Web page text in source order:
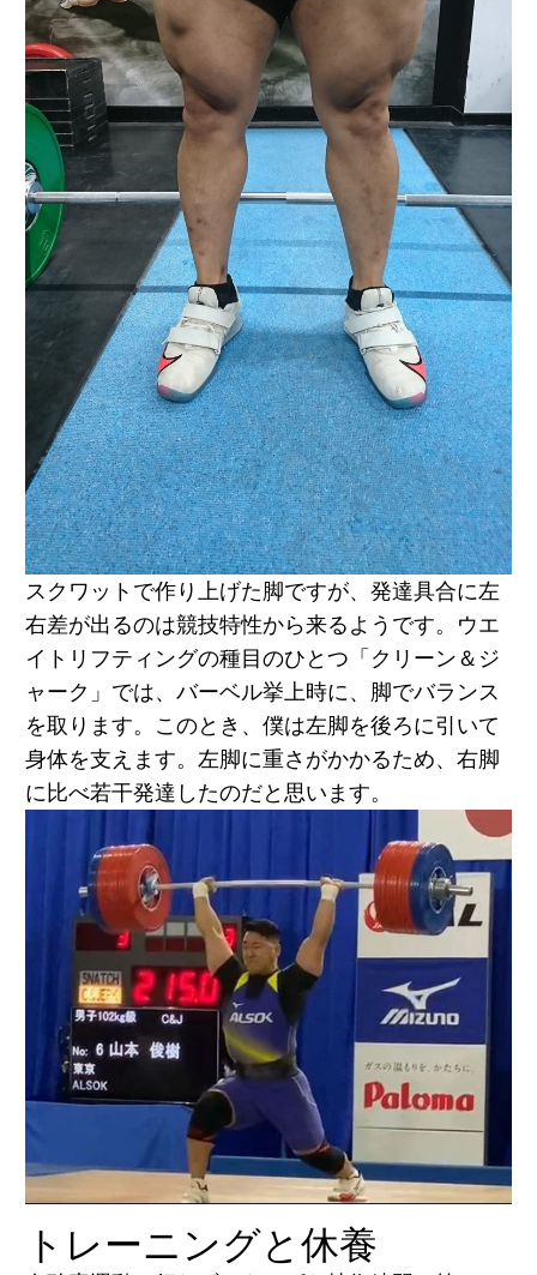
スクワットで作り上げた脚ですが、発達具合に左
右差が出るのは競技特性から来るようです。ウエ
イトリフティングの種目のひとつ「クリーン＆ジ
ャーク」では、バーベル挙上時に、脚でバランス
を取ります。このとき、僕は左脚を後ろに引いて
身体を支えます。左脚に重さがかかるため、右脚
に比べ若干発達したのだと思います。
トレーニングと休養